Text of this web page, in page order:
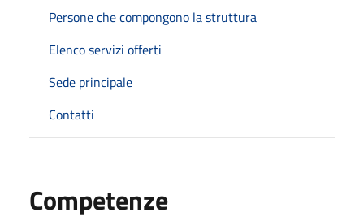
Persone che compongono la struttura
Elenco servizi offerti
Sede principale
Contatti
Competenze